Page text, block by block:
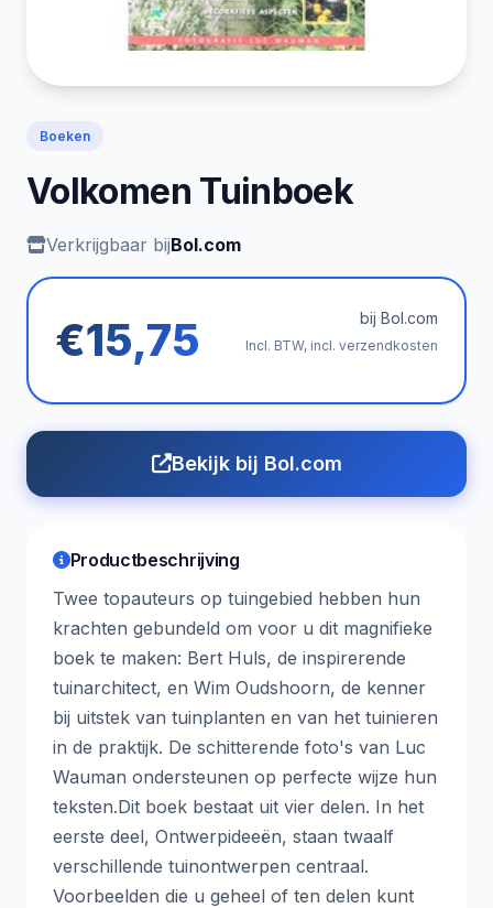
Boeken
Volkomen Tuinboek
Verkrijgbaar bijBol.com
€15,75 bij Bol.com
Incl. BTW, incl. verzendkosten
Bekijk bij Bol.com
Productbeschrijving
Twee topauteurs op tuingebied hebben hun
krachten gebundeld om voor u dit magnifieke
boek te maken: Bert Huls, de inspirerende
tuinarchitect, en Wim Oudshoorn, de kenner
bij uitstek van tuinplanten en van het tuinieren
in de praktijk. De schitterende foto's van Luc
Wauman ondersteunen op perfecte wijze hun
teksten.Dit boek bestaat uit vier delen. In het
eerste deel, Ontwerpideeën, staan twaalf
verschillende tuinontwerpen centraal.
Voorbeelden die u geheel of ten delen kunt